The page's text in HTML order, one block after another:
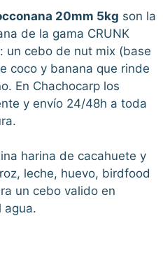
20mm 5kg son la
de la gama CRUNK
un cebo de nut mix (base
coco y banana que rinde
En Chachocarp los
y envío 24/48h a toda
harina de cacahuete y
leche, huevo, birdfood
un cebo valido en
agua.